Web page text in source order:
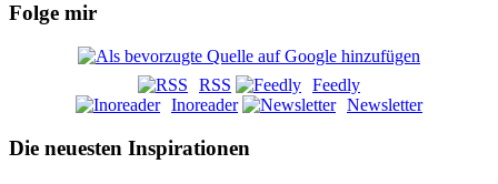
Folge mir
RSS
Feedly
Inoreader
Newsletter
Die neuesten Inspirationen